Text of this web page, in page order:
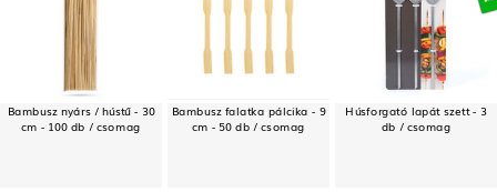
Bambusz nyárs / hústű - 30
cm - 100 db / csomag
Bambusz falatka pálcika - 9
cm - 50 db / csomag
Húsforgató lapát szett - 3
db / csomag